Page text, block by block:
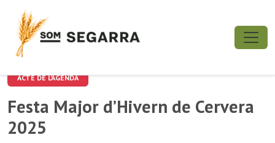
ACTE DE L'AGENDA
Festa Major d’Hivern de Cervera
2025